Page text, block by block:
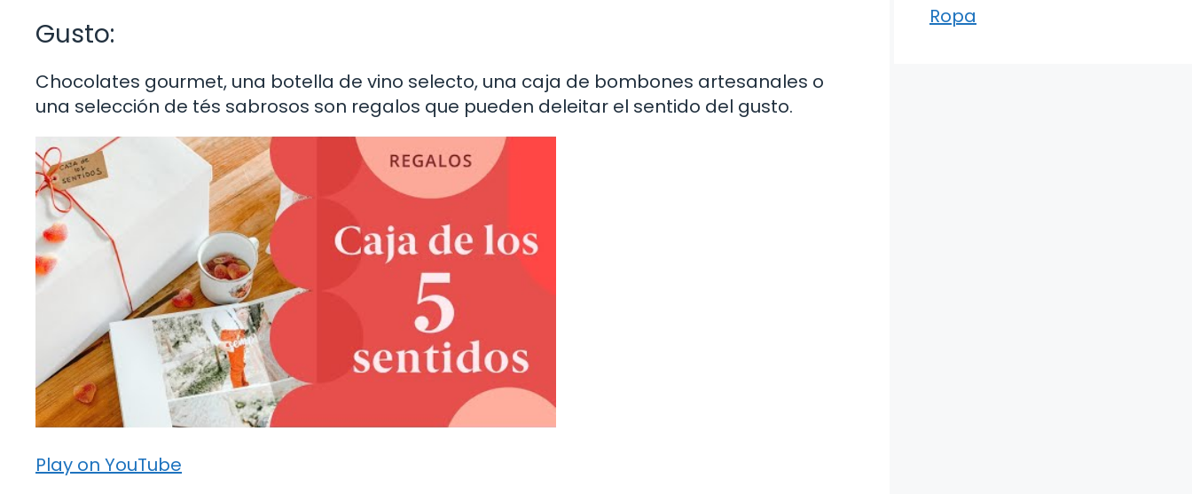
Gusto:
Chocolates gourmet, una botella de vino selecto, una caja de bombones artesanales o
una selección de tés sabrosos son regalos que pueden deleitar el sentido del gusto.
Play on YouTube
Ropa